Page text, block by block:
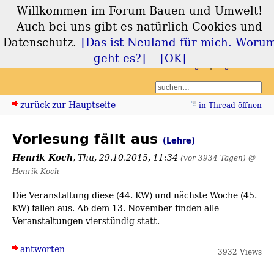
Forum Bauen und
Umwelt
zurück zur Hauptseite in Thread öffnen
Vorlesung fällt aus (Lehre)
Henrik Koch,Thu, 29.10.2015, 11:34 (vor 3934 Tagen) @
Henrik Koch
Die Veranstaltung diese (44. KW) und nächste Woche (45.
KW) fallen aus. Ab dem 13. November finden alle
Veranstaltungen vierstündig statt.
antworten 3932 Views
Willkommen im Forum Bauen und Umwelt!
Auch bei uns gibt es natürlich Cookies und
Datenschutz. [Das ist Neuland für mich.
geht es?]
[OK]